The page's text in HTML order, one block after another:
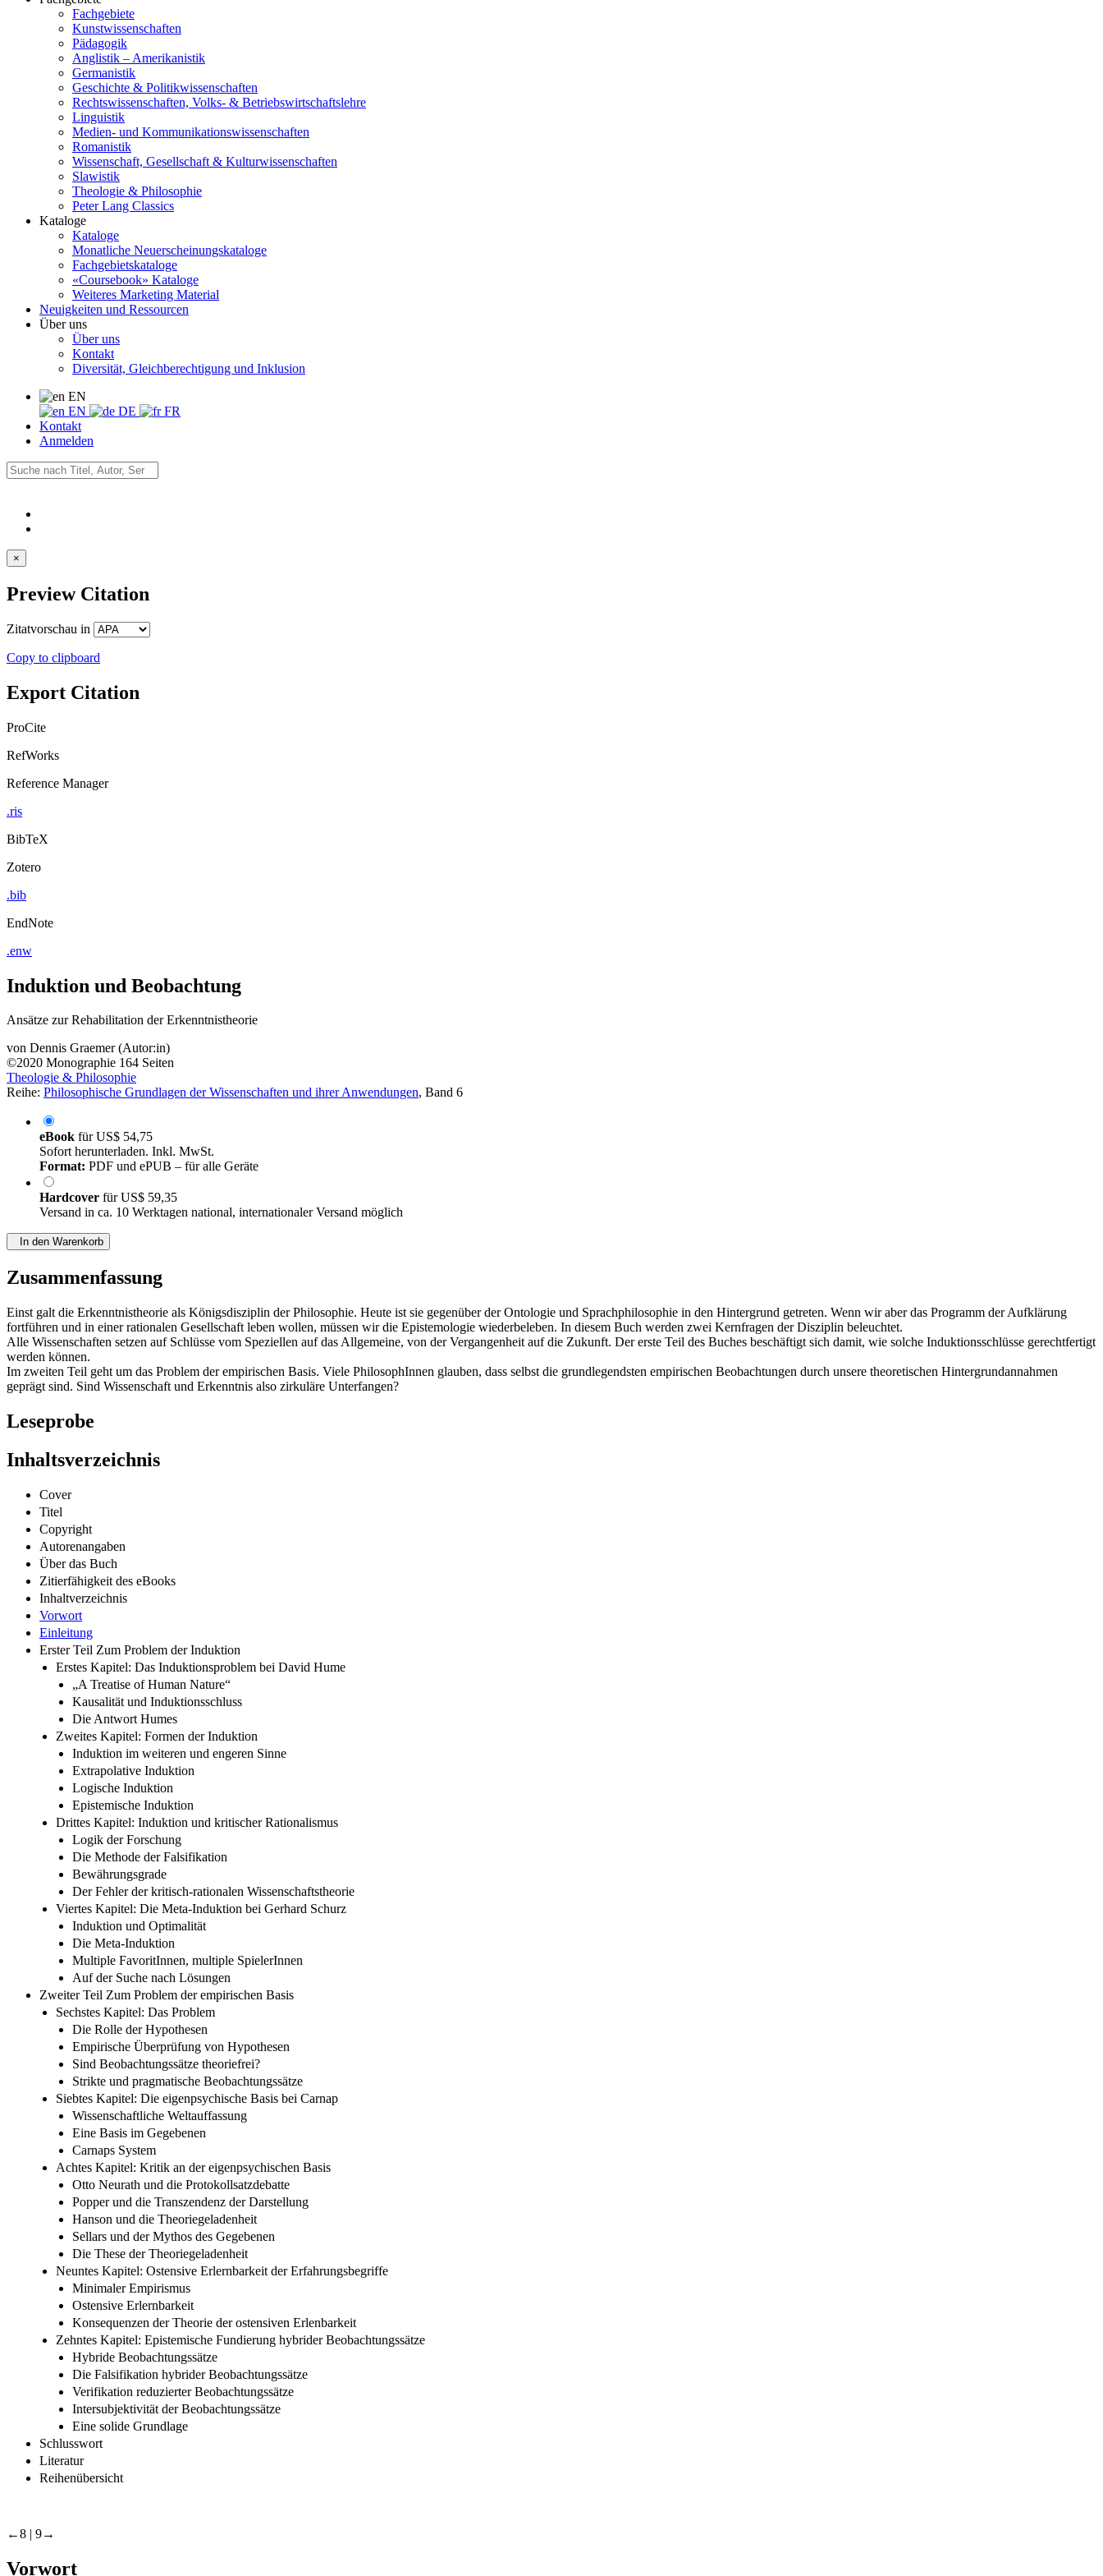
Fachgebiete
Kunstwissenschaften
Pädagogik
Anglistik – Amerikanistik
Germanistik
Geschichte & Politikwissenschaften
Rechtswissenschaften, Volks- & Betriebswirtschaftslehre
Linguistik
Medien- und Kommunikationswissenschaften
Romanistik
Wissenschaft, Gesellschaft & Kulturwissenschaften
Slawistik
Theologie & Philosophie
Peter Lang Classics
Kataloge
Kataloge
Monatliche Neuerscheinungskataloge
Fachgebietskataloge
«Coursebook» Kataloge
Weiteres Marketing Material
Neuigkeiten und Ressourcen
Über uns
Über uns
Kontakt
Diversität, Gleichberechtigung und Inklusion
EN
EN
DE
FR
Kontakt
Anmelden
×
Preview Citation
Zitatvorschau in
Copy to clipboard
Export Citation
ProCite
RefWorks
Reference Manager
.ris
BibTeX
Zotero
.bib
EndNote
.enw
Induktion und Beobachtung
Ansätze zur Rehabilitation der Erkenntnistheorie
von Dennis Graemer (Autor:in)
©2020 Monographie 164 Seiten
Theologie & Philosophie
Reihe: Philosophische Grundlagen der Wissenschaften und ihrer Anwendungen, Band 6
eBook fürUS$ 54,75
Sofort herunterladen. Inkl. MwSt.
Format: PDF und ePUB – für alle Geräte
Hardcover fürUS$ 59,35
Versand in ca. 10 Werktagen national, internationaler Versand möglich
In den Warenkorb
Zusammenfassung
Einst galt die Erkenntnistheorie als Königsdisziplin der Philosophie. Heute ist sie gegenüber der Ontologie und Sprachphilosophie in den Hintergrund getreten. Wenn wir aber das Programm der Aufklärung
fortführen und in einer rationalen Gesellschaft leben wollen, müssen wir die Epistemologie wiederbeleben. In diesem Buch werden zwei Kernfragen der Disziplin beleuchtet.
Alle Wissenschaften setzen auf Schlüsse vom Speziellen auf das Allgemeine, von der Vergangenheit auf die Zukunft. Der erste Teil des Buches beschäftigt sich damit, wie solche Induktionsschlüsse gerechtfertigt
werden können.
Im zweiten Teil geht um das Problem der empirischen Basis. Viele PhilosophInnen glauben, dass selbst die grundlegendsten empirischen Beobachtungen durch unsere theoretischen Hintergrundannahmen
geprägt sind. Sind Wissenschaft und Erkenntnis also zirkuläre Unterfangen?
Leseprobe
Inhaltsverzeichnis
Cover
Titel
Copyright
Autorenangaben
Über das Buch
Zitierfähigkeit des eBooks
Inhaltverzeichnis
Vorwort
Einleitung
Erster Teil Zum Problem der Induktion
Erstes Kapitel: Das Induktionsproblem bei David Hume
„A Treatise of Human Nature“
Kausalität und Induktionsschluss
Die Antwort Humes
Zweites Kapitel: Formen der Induktion
Induktion im weiteren und engeren Sinne
Extrapolative Induktion
Logische Induktion
Epistemische Induktion
Drittes Kapitel: Induktion und kritischer Rationalismus
Logik der Forschung
Die Methode der Falsifikation
Bewährungsgrade
Der Fehler der kritisch-rationalen Wissenschaftstheorie
Viertes Kapitel: Die Meta-Induktion bei Gerhard Schurz
Induktion und Optimalität
Die Meta-Induktion
Multiple FavoritInnen, multiple SpielerInnen
Auf der Suche nach Lösungen
Zweiter Teil Zum Problem der empirischen Basis
Sechstes Kapitel: Das Problem
Die Rolle der Hypothesen
Empirische Überprüfung von Hypothesen
Sind Beobachtungssätze theoriefrei?
Strikte und pragmatische Beobachtungssätze
Siebtes Kapitel: Die eigenpsychische Basis bei Carnap
Wissenschaftliche Weltauffassung
Eine Basis im Gegebenen
Carnaps System
Achtes Kapitel: Kritik an der eigenpsychischen Basis
Otto Neurath und die Protokollsatzdebatte
Popper und die Transzendenz der Darstellung
Hanson und die Theoriegeladenheit
Sellars und der Mythos des Gegebenen
Die These der Theoriegeladenheit
Neuntes Kapitel: Ostensive Erlernbarkeit der Erfahrungsbegriffe
Minimaler Empirismus
Ostensive Erlernbarkeit
Konsequenzen der Theorie der ostensiven Erlenbarkeit
Zehntes Kapitel: Epistemische Fundierung hybrider Beobachtungssätze
Hybride Beobachtungssätze
Die Falsifikation hybrider Beobachtungssätze
Verifikation reduzierter Beobachtungssätze
Intersubjektivität der Beobachtungssätze
Eine solide Grundlage
Schlusswort
Literatur
Reihenübersicht
←8 | 9→
Vorwort